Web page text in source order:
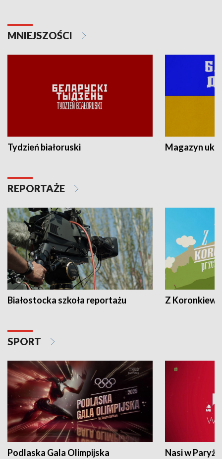
MNIEJSZOŚCI
Tydzień białoruski Magazyn
REPORTAŻE
Białostocka szkoła reportażu Z
SPORT
Podlaska Gala Olimpijska Nasi w Paryżu